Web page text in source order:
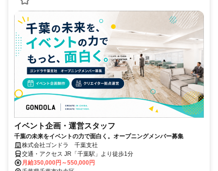
イベント企画・運営スタッフ
千葉の未来をイベントの力で面白く。オープニングメンバー募集
株式会社ゴンドラ 千葉支社
交通・アクセス JR「千葉駅」より徒歩1分
月給350,000円～550,000円